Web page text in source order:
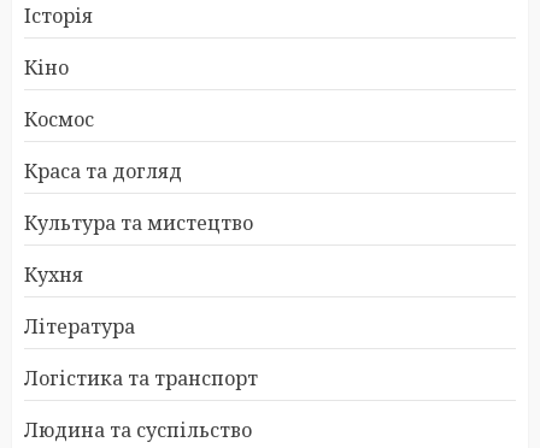
Історія
Кіно
Космос
Краса та догляд
Культура та мистецтво
Кухня
Література
Логістика та транспорт
Людина та суспільство